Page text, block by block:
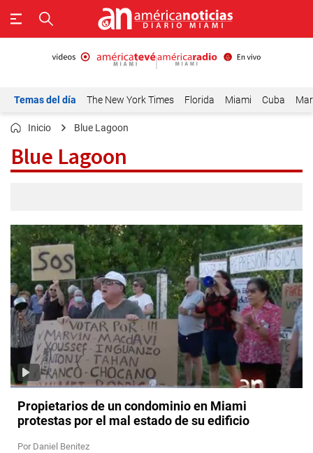
Temas del día The New York Times Florida Miami Cuba
Inicio Blue Lagoon
Blue Lagoon
Propietarios de un condominio en Miami
protestas por el mal estado de su edificio
Por Daniel Benitez